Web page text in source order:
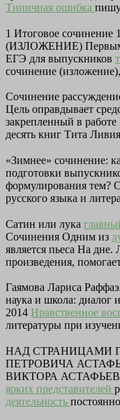
Типичная ошибка
1 Итоговое
(ИЗЛОЖЕНИЕ) Первым
ЕГЭ для выпускников
сочинение
Сочинение
Цель оправдывает
закрепленный в
десять книг Тита
«Зимнее» сочинение:
подготовки
формулирования тем?
русского языка и
Сатин или лука
Сочинения Одним из
является пьеса На дне.
произведения,
Гаямова Лариса
наука и школа: диалог
2014 Нравственное
литературы при
НАД СТРАНИЦАМИ
ПЕТРОВИЧА
ВИКТОРА АСТАФЬЕВА
ярких представителей
деятельность постоянно